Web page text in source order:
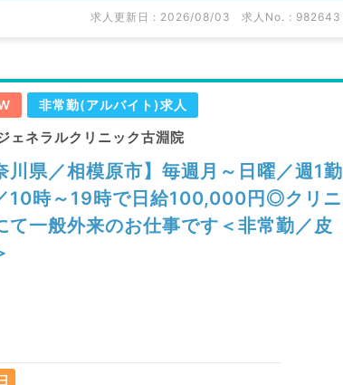
求人更新日 : 2026/08/03 求人No. : 982643
非常勤(アルバイト)求人
ェネラルクリニック古淵院
川県／相模原市】毎週月～日曜／週1勤
10時～19時で日給100,000円◎クリニ
て一般外来のお仕事です＜非常勤／皮